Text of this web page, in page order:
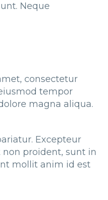
Neque
consectetur
tempor
magna aliqua.
Excepteur
proident, sunt in
mollit anim id est